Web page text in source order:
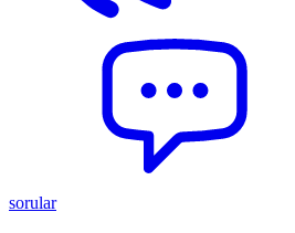
Vekaletin Sona Ermesi ve İptali
Sık Sorulan Sorular ve Pratik Bilgiler
sorular